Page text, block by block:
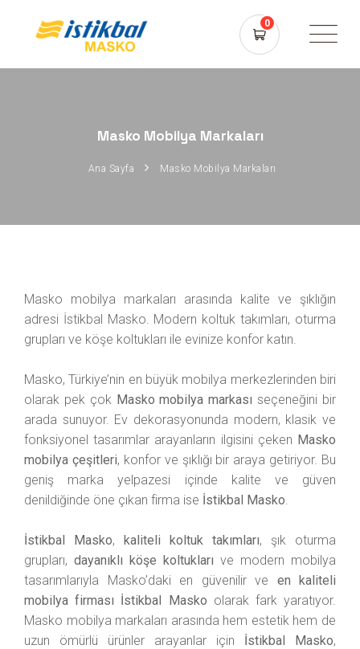
0
Masko Mobilya Markaları
Ana Sayfa Masko Mobilya Markaları
Masko mobilya markaları arasında kalite ve şıklığın
adresi İstikbal Masko. Modern koltuk takımları, oturma
grupları ve köşe koltukları ile evinize konfor katın.
Masko, Türkiye’nin en büyük mobilya merkezlerinden biri
olarak pek çok Masko mobilya markası seçeneğini bir
arada sunuyor. Ev dekorasyonunda modern, klasik ve
fonksiyonel tasarımlar arayanların ilgisini çeken Masko
mobilya çeşitleri, konfor ve şıklığı bir araya getiriyor. Bu
geniş marka yelpazesi içinde kalite ve güven
denildiğinde öne çıkan firma ise İstikbal Masko.
İstikbal Masko, kaliteli koltuk takımları, şık oturma
grupları, dayanıklı köşe koltukları ve modern mobilya
tasarımlarıyla Masko’daki en güvenilir ve en kaliteli
mobilya firması İstikbal Masko olarak fark yaratıyor.
Masko mobilya markaları arasında hem estetik hem de
uzun ömürlü ürünler arayanlar için İstikbal Masko,